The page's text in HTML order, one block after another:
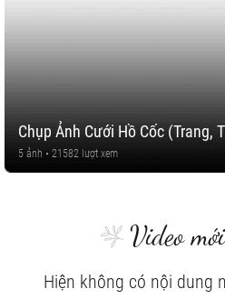
Chụp Ảnh Cưới Hồ Cốc (Trang,
5 ảnh • 21582 lượt xem
Video
Hiện không có nội dung